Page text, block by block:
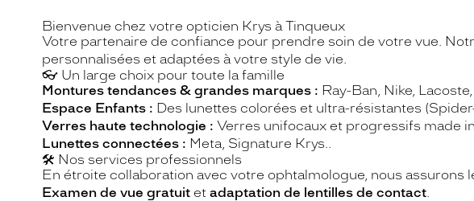
Bienvenue chez votre opticien Krys à Tinqueux
Votre partenaire de confiance pour prendre soin de votre vue.
personnalisées et adaptées à votre style de vie.
👓 Un large choix pour toute la famille
Montures tendances & grandes marques : Ray-Ban, Nike,
Espace Enfants : Des lunettes colorées et ultra-résistantes
Verres haute technologie : Verres unifocaux et progressifs made
Lunettes connectées : Meta, Signature Krys..
🛠 Nos services professionnels
En étroite collaboration avec votre ophtalmologue, nous assurons
Examen de vue gratuit et adaptation de lentilles de contact.